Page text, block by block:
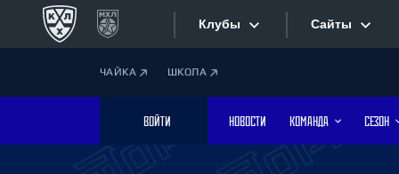
Клубы
Дивизион Боброва
Лада
Сайты
ЧАЙКА ШКОЛА
ВОЙТИ НОВОСТИ КОМАНДА СЕЗОН